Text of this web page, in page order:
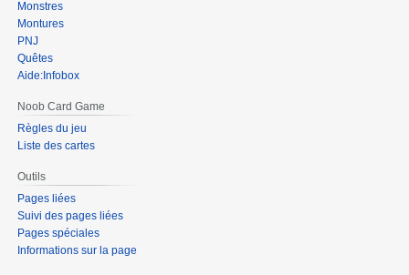
Monstres
Montures
PNJ
Quêtes
Aide:Infobox
Noob Card Game
Règles du jeu
Liste des cartes
Outils
Pages liées
Suivi des pages liées
Pages spéciales
Informations sur la page